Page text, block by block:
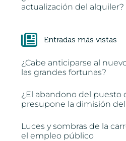
actualización del alquiler?
Entradas más vistas
¿Cabe anticiparse al
las grandes fortunas?
¿El abandono del puesto
presupone la dimisión
Luces y sombras de la
el empleo público